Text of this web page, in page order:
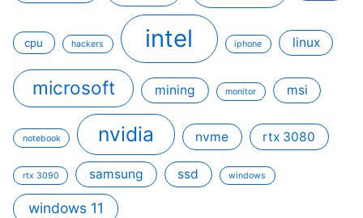
cpu hackers intel iphone linux
microsoft mining monitor msi
notebook nvidia nvme rtx 3080
rtx 3090 samsung ssd windows
windows 11